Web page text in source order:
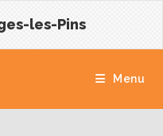
les-Pins
Menu